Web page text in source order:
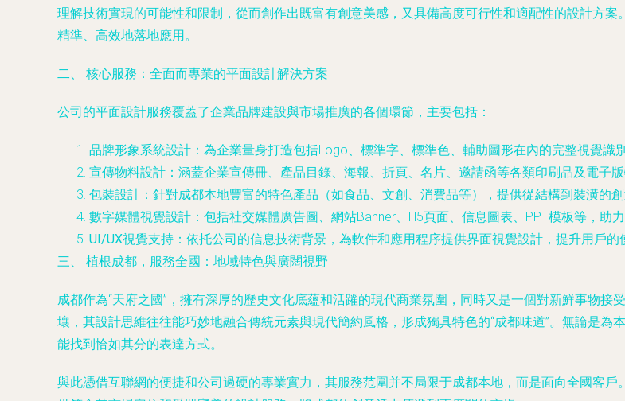
理解技術實現的可能性和限制，從而創作出既富有創意美感，又具備高度可行性和適配性的設計方
精準、高效地落地應用。
二、 核心服務：全面而專業的平面設計解決方案
公司的平面設計服務覆蓋了企業品牌建設與市場推廣的各個環節，主要包括：
品牌形象系統設計 ：為企業量身打造包括Logo、標準字、標準色、輔助圖形在內的完整視覺識
宣傳物料設計 ：涵蓋企業宣傳冊、產品目錄、海報、折頁、名片、邀請函等各類印刷品及電子
包裝設計 ：針對成都本地豐富的特色產品（如食品、文創、消費品等），提供從結構到裝潢的
數字媒體視覺設計 ：包括社交媒體廣告圖、網站Banner、H5頁面、信息圖表、PPT模板等，助
UI/UX視覺支持 ：依托公司的信息技術背景，為軟件和應用程序提供界面視覺設計，提升用戶的
三、 植根成都，服務全國：地域特色與廣闊視野
成都作為“天府之國”，擁有深厚的歷史文化底蘊和活躍的現代商業氛圍，同時又是一個對新鮮事物接
壤，其設計思維往往能巧妙地融合傳統元素與現代簡約風格，形成獨具特色的“成都味道”。無論是
能找到恰如其分的表達方式。
與此憑借互聯網的便捷和公司過硬的專業實力，其服務范圍并不局限于成都本地，而是面向全國客